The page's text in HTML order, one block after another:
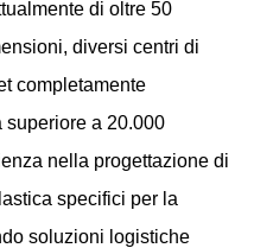
di oltre 50
diversi centri di
completamente
superiore a 20.000
nella progettazione di
specifici per la
soluzioni logistiche